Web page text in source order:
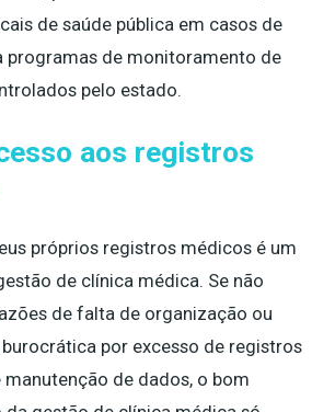
de saúde pública em casos de
programas de monitoramento de
pelo estado.
aos registros
próprios registros médicos é um
de clínica médica. Se não
de falta de organização ou
por excesso de registros
de dados, o bom